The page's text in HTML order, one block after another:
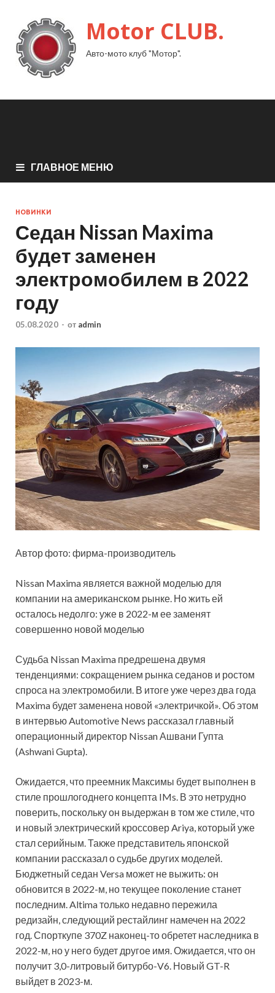
Motor CLUB.
Авто-мото клуб "Мотор".
ГЛАВНОЕ МЕНЮ
НОВИНКИ
Седан Nissan Maxima
будет заменен
электромобилем в 2022
году
05.08.2020 - от admin
Автор фото: фирма-производитель
Nissan Maxima является важной моделью для
компании на американском рынке. Но жить ей
осталось недолго: уже в 2022-м ее заменят
совершенно новой моделью
Судьба Nissan Maxima предрешена двумя
тенденциями: сокращением рынка седанов и ростом
спроса на электромобили. В итоге уже через два года
Maxima будет заменена новой «электричкой». Об этом
в интервью Automotive News рассказал главный
операционный директор Nissan Ашвани Гупта
(Ashwani Gupta).
Ожидается, что преемник Максимы будет выполнен в
стиле прошлогоднего концепта IMs. В это нетрудно
поверить, поскольку он выдержан в том же стиле, что
и новый электрический кроссовер Ariya, который уже
стал серийным. Также представитель японской
компании рассказал о судьбе других моделей.
Бюджетный седан Versa может не выжить: он
обновится в 2022-м, но текущее поколение станет
последним. Altima только недавно пережила
редизайн, следующий рестайлинг намечен на 2022
год. Спорткупе 370Z наконец-то обретет наследника в
2022-м, но у него будет другое имя. Ожидается, что он
получит 3,0-литровый битурбо-V6. Новый GT-R
выйдет в 2023-м.